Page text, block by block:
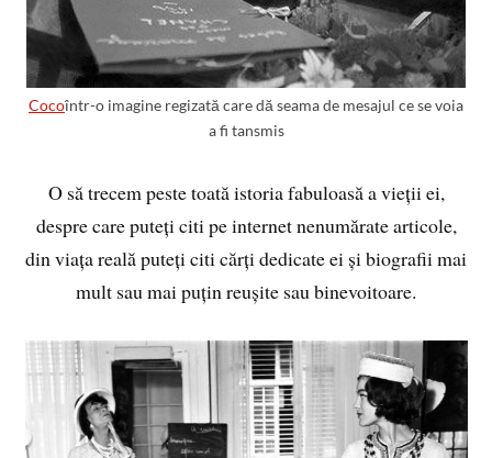
Cocoîntr-o imagine regizată care dă seama de mesajul ce se voia
a fi tansmis
O să trecem peste toată istoria fabuloasă a vieții ei,
despre care puteți citi pe internet nenumărate articole,
din viața reală puteți citi cărți dedicate ei și biografii mai
mult sau mai puțin reușite sau binevoitoare.